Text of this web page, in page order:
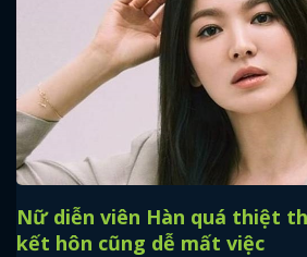
Nữ diễn viên Hàn quá thiệt
kết hôn cũng dễ mất việc